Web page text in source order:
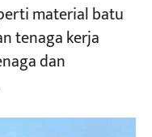
material batu
tenaga kerja
dan